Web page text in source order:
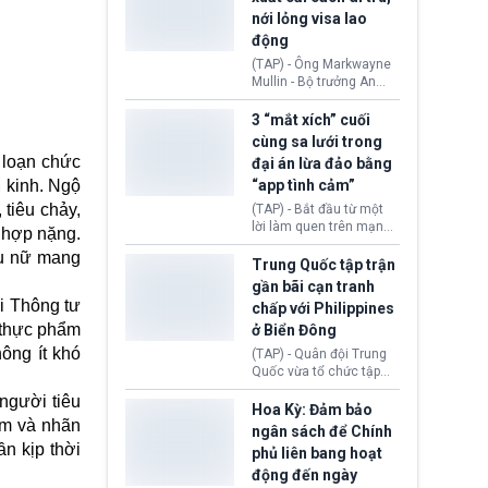
chức
kinh. Ngộ
chảy,
nặng.
nữ mang
Thông tư
phẩm
ít khó
tiêu
và nhãn
kịp thời
quyền lực nghiêm trọng,
khi Hội đồng FIFA được
cho là đang chuẩn bị tổ
chức cuộc họp khẩn cấp
nhằm xem xét phế truất
ông sau bê bối liên quan
đến kế hoạch thương
mại hoá World Cup.
nới lỏng visa lao
động
(TAP) - Ông Markwayne
Mullin - Bộ trưởng An
ninh Nội địa Hoa Kỳ
(DHS) vừa đề xuất chính
phủ cần xem xét mở
rộng tiếp nhận lao động
nước ngoài có thị thực
(visa) tại các lĩnh vực
đang thiếu hụt nhân
công trầm trọng. Việc
này nhằm giải quyết nhu
cầu nhân lực cốt lõi cho
nền kinh tế nội địa.
3 “mắt xích” cuối
cùng sa lưới trong
đại án lừa đảo bằng
“app tình cảm”
(TAP) - Bắt đầu từ một
lời làm quen trên mạng
xã hội, nhiều nạn nhân
từng bước rơi vào chiếc
bẫy “tình cảm - đầu tư”
rồi mất sạch tài sản.
Sau hơn nửa năm điều
tra, Công an tỉnh Cao
Bằng (Việt Nam) đã khép
lại chuyên án lừa đảo
xuyên quốc gia bằng
việc bắt giữ 3 “mắt xích”
cuối cùng thuộc đường
dây chiếm đoạt hàng
nghìn tỷ đồng.
Trung Quốc tập trận
gần bãi cạn tranh
chấp với Philippines
ở Biển Đông
(TAP) - Quân đội Trung
Quốc vừa tổ chức tập
trận phối hợp hải quân,
không quân gần bãi cạn
Scarborough thuộc khu
vực Biển Đông giữa lúc
tranh chấp chủ quyền
Bắc Kinh và Manila
Hoa Kỳ: Đảm bảo
ngân sách để Chính
phủ liên bang hoạt
động đến ngày